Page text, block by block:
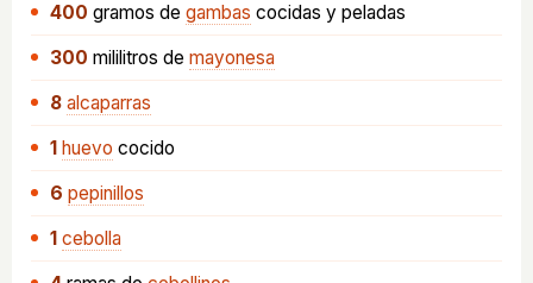
400 gramos de gambas cocidas y peladas
300 mililitros de mayonesa
8 alcaparras
1 huevo cocido
6 pepinillos
1 cebolla